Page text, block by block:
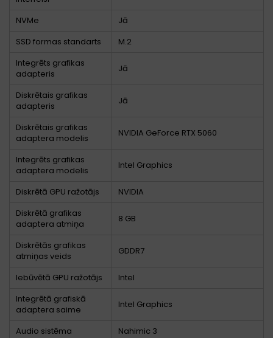
NVMe
Jā
SSD formas standarts
M.2
Integrēts grafikas
adapteris
Jā
Diskrētais grafikas
adapteris
Jā
Diskrētais grafikas
adaptera modelis
NVIDIA GeForce RTX 5060
Integrēts grafikas
adaptera modelis
Intel Graphics
Diskrētā GPU ražotājs
NVIDIA
Diskrētā grafikas
adaptera atmiņa
8 GB
Diskrētās grafikas
atmiņas veids
GDDR7
Iebūvētā GPU ražotājs
Intel
Integrētā grafiskā
adaptera saime
Intel Graphics
Audio sistēma
Nahimic 3